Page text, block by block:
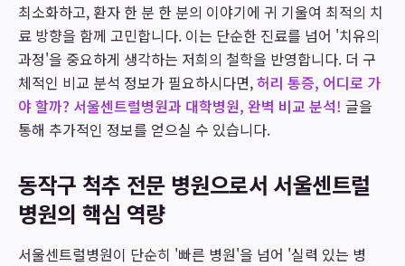
최소화하고, 환자 한 분 한 분의 이야기에 귀 기울여 최적의 치
료 방향을 함께 고민합니다. 이는 단순한 진료를 넘어 '치유의
과정'을 중요하게 생각하는 저희의 철학을 반영합니다. 더 구
체적인 비교 분석 정보가 필요하시다면,허리 통증, 어디로 가
야 할까? 서울센트럴병원과 대학병원, 완벽 비교 분석! 글을
통해 추가적인 정보를 얻으실 수 있습니다.
동작구 척추 전문 병원으로서 서울센트럴
병원의 핵심 역량
서울센트럴병원이 단순히 '빠른 병원'을 넘어 '실력 있는 병